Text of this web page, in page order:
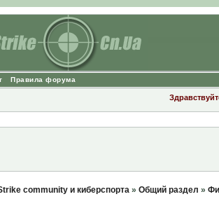
Правила форума
community и киберспорта» Общий раздел »